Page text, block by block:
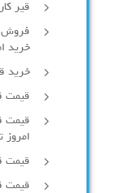
قیر
خرید
خرید
قیمت
امروز
قیمت
قیمت